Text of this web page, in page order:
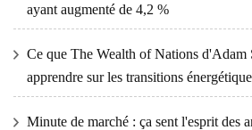
ayant augmenté de 4,2 %
Ce que The Wealth of Nations d'Adam
apprendre sur les transitions
Minute de marché : ça sent l'esprit des